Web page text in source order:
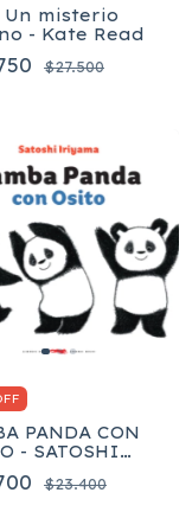
Un misterio
- Kate Read
$27.500
PANDA CON
- SATOSHI
$23.400